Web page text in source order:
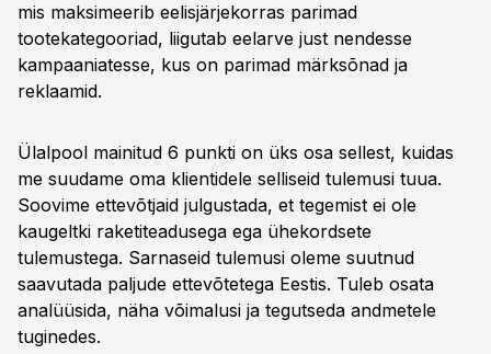
mis maksimeerib eelisjärjekorras parimad
tootekategooriad, liigutab eelarve just nendesse
kampaaniatesse, kus on parimad märksõnad ja
reklaamid.
Ülalpool mainitud 6 punkti on üks osa sellest, kuidas
me suudame oma klientidele selliseid tulemusi tuua.
Soovime ettevõtjaid julgustada, et tegemist ei ole
kaugeltki raketiteadusega ega ühekordsete
tulemustega. Sarnaseid tulemusi oleme suutnud
saavutada paljude ettevõtetega Eestis. Tuleb osata
analüüsida, näha võimalusi ja tegutseda andmetele
tuginedes.